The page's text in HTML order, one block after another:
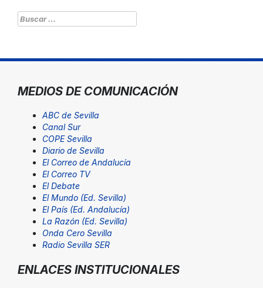
Buscar:
MEDIOS DE COMUNICACIÓN
ABC de Sevilla
Canal Sur
COPE Sevilla
Diario de Sevilla
El Correo de Andalucía
El Correo TV
El Debate
El Mundo (Ed. Sevilla)
El País (Ed. Andalucía)
La Razón (Ed. Sevilla)
Onda Cero Sevilla
Radio Sevilla SER
ENLACES INSTITUCIONALES